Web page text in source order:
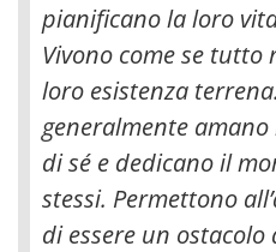
pianificano la loro
Vivono come se
loro esistenza
generalmente
di sé e dedicano il
stessi. Permettono
di essere un ostacolo